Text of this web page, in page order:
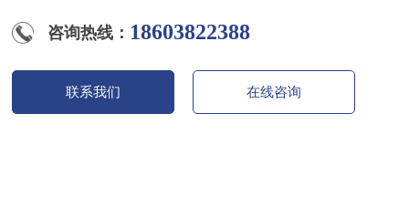
咨询热线： 18603822388
联系我们 在线咨询